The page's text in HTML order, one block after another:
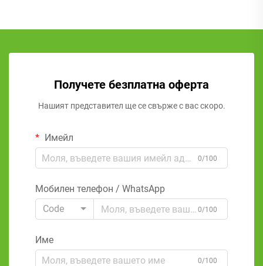
Получете безплатна оферта
Нашият представител ще се свърже с вас скоро.
Имейл
0/100
Мобилен телефон / WhatsApp
Code
0/100
Име
0/100